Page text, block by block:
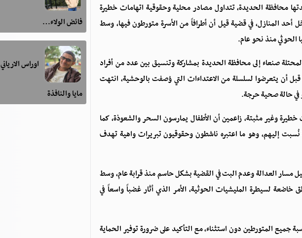
محافظة الحديدة، تتداول مصادر محلية وحقوقية اتهامات خطيرة
المنازل، في قضية قيل أن أطرافاً من الأسرة متورطون فيها، وسط
الحوثي منذ نحو عام.
صنعاء إلى محافظة الحديدة بمشاركة وتنسيق بين عدد من أفراد
قبل أن يتعرضوا لسلسلة من الاعتداءات التي وُصفت بالوحشية، انتهت
في حالة صحية حرجة.
وغير مثبتة، زاعمين أن الأطفال يمارسون السحر والشعوذة، كما
إليهم، وهو ما اعتبره ناشطون وحقوقيون تبريرات واهية تهدف
العدالة وعدم البت في القضية بشكل حاسم منذ قرابة عام، وسط
خاضعة لسيطرة المليشيات الحوثية، الأمر الذي أثار غضباً واسعاً في
المتورطين دون استثناء، مع التأكيد على ضرورة توفير الحماية
فائض الولاء…
اوراس الارياني
مايا والنافذة